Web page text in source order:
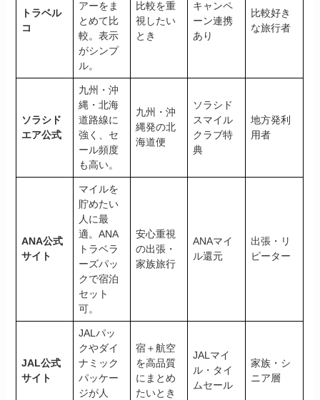
トラベル
コ
アーをま
とめて比
較。表示
がシンプ
ル。
比較を重
視したい
とき
キャンペ
ーン連携
あり
比較好き
な旅行者
ソラシド
エア公式
九州・沖
縄・北海
道路線に
強く、セ
ール頻度
も高い。
九州・沖
縄発の北
海道便
ソラシド
スマイル
クラブ特
典
地方発利
用者
ANA公式
サイト
マイルを
貯めたい
人に最
適。ANA
トラベラ
ーズパッ
クで宿泊
セット
可。
安心重視
の出張・
家族旅行
ANAマイ
ル還元
出張・リ
ピーター
JAL公式
サイト
JALパッ
クやダイ
ナミック
パッケー
ジが人
宿＋航空
を高品質
にまとめ
たいとき
JALマイ
ル・タイ
ムセール
家族・シ
ニア層